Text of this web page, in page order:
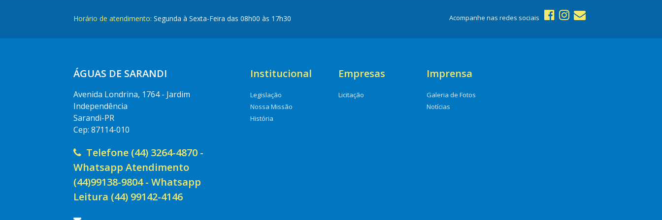
Horário de atendimento: Segunda à Sexta-Feira das 08h00 às 17h30 Acompanhe nas redes sociais
ÁGUAS DE SARANDI
Avenida Londrina, 1764 - Jardim
Independência
Sarandi-PR
Cep: 87114-010
Telefone (44) 3264-4870 -
Whatsapp Atendimento
(44)99138-9804 - Whatsapp
Leitura (44) 99142-4146
Institucional
Legislação
Nossa Missão
História
Empresas
Licitação
Imprensa
Galeria de Fotos
Notícias